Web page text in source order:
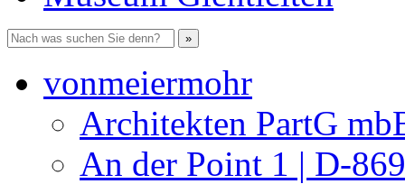
vonmeiermohr
Architekten PartG
An der Point 1 | D-